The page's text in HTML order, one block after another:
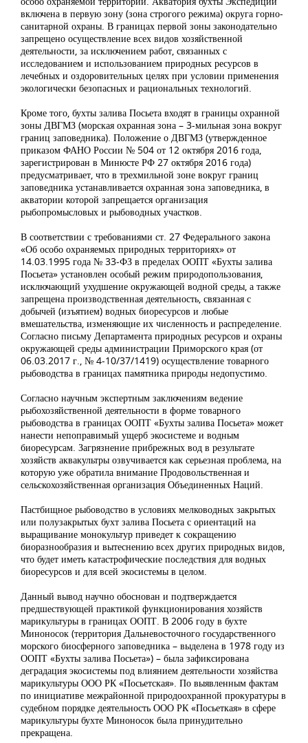
включена в первую зону (зона строгого режима) округа горно-
санитарной охраны. В границах первой зоны законодательно
запрещено осуществление всех видов хозяйственной
деятельности, за исключением работ, связанных с
исследованием и использованием природных ресурсов в
лечебных и оздоровительных целях при условии применения
экологически безопасных и рациональных технологий.
Кроме того, бухты залива Посьета входят в границы охранной
зоны ДВГМЗ (морская охранная зона – 3-мильная зона вокруг
границ заповедника). Положение о ДВГМЗ (утвержденное
приказом ФАНО России № 504 от 12 октября 2016 года,
зарегистрирован в Минюсте РФ 27 октября 2016 года)
предусматривает, что в трехмильной зоне вокруг границ
заповедника устанавливается охранная зона заповедника, в
акватории которой запрещается организация
рыбопромысловых и рыбоводных участков.
В соответствии с требованиями ст. 27 Федерального закона
«Об особо охраняемых природных территориях» от
14.03.1995 года № 33-ФЗ в пределах ООПТ «Бухты залива
Посьета» установлен особый режим природопользования,
исключающий ухудшение окружающей водной среды, а также
запрещена производственная деятельность, связанная с
добычей (изъятием) водных биоресурсов и любые
вмешательства, изменяющие их численность и распределение.
Согласно письму Департамента природных ресурсов и охраны
окружающей среды администрации Приморского края (от
06.03.2017 г., № 4-10/37/1419) осуществление товарного
рыбоводства в границах памятника природы недопустимо.
Согласно научным экспертным заключениям ведение
рыбохозяйственной деятельности в форме товарного
рыбоводства в границах ООПТ «Бухты залива Посьета» может
нанести непоправимый ущерб экосистеме и водным
биоресурсам. Загрязнение прибрежных вод в результате
хозяйств аквакультры озвучивается как серьезная проблема, на
которую уже обратила внимание Продовольственная и
сельскохозяйственная организация Объединенных Наций.
Пастбищное рыбоводство в условиях мелководных закрытых
или полузакрытых бухт залива Посьета с ориентаций на
выращивание монокультур приведет к сокращению
биоразнообразия и вытеснению всех других природных видов,
что будет иметь катастрофические последствия для водных
биоресурсов и для всей экосистемы в целом.
Данный вывод научно обоснован и подтверждается
предшествующей практикой функционирования хозяйств
марикультуры в границах ООПТ. В 2006 году в бухте
Миноносок (территория Дальневосточного государственного
морского биосферного заповедника – выделена в 1978 году из
ООПТ «Бухты залива Посьета») – была зафиксирована
деградация экосистемы под влиянием деятельности хозяйства
марикультуры ООО РК «Посьетская». По выявленным фактам
по инициативе межрайонной природоохранной прокуратуры в
судебном порядке деятельность ООО РК «Посьеткая» в сфере
марикультуры бухте Миноносок была принудительно
прекращена.